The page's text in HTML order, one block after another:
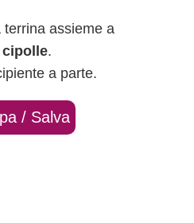
assieme a
cipolle.
a parte.
/ Salva